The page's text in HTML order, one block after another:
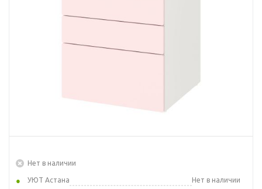
Нет в наличии
УЮТ Астана
Нет в наличии